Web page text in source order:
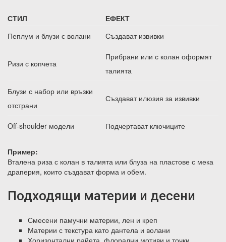
СТИЛ
ЕФЕКТ
Пеплум и блузи с волани
Създават извивки
Ризи с копчета
Прибрани или с колан оформят
талията
Блузи с набор или връзки
отстрани
Създават илюзия за извивки
Off-shoulder модели Подчертават ключиците
Пример:
Вталена риза с колан в талията или блуза на пластове с мека
драперия, които създават форма и обем.
Подходящи материи и десени
Смесени памучни материи, лен и креп
Материи с текстура като дантела и волани
Хоризонтални райета, флорални мотиви и точки